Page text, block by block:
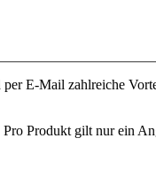
E-Mail zahlreiche
Produkt gilt nur ein